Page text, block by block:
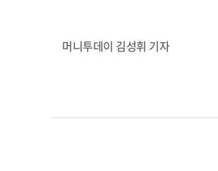
머니투데이 김성휘 기자